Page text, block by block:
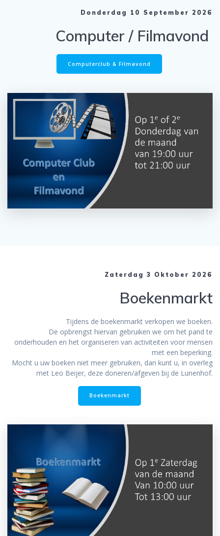
Donderdag 10 September 2026
Computer / Filmavond
Computerclub & Filmavond
Zaterdag 3 Oktober 2026
Boekenmarkt
Tijdens de boekenmarkt verkopen we boeken.
De opbrengst hiervan gebruiken we om het pand te
onderhouden en het organiseren van activiteiten voor mensen
met een beperking.
Mocht u uw boeken niet meer gebruiken, dan kunt u, in overleg
met Leo Beijer, deze doneren/afgeven bij de Lunenhof.
Boekenmarkt